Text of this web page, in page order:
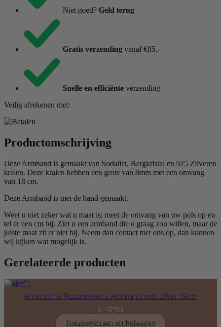
18cm
Niet goed? Geld terug
Gratis verzending vanaf €85,-
Snelle en efficiënte verzending
Veilig afrekenen met:
Productomschrijving
Deze Armband is gemaakt van Sodaliet, Bergkristal en 925 Zilveren
kralen. Deze kralen hebben een grote van 8mm met een omvang
van 18 cm.
Deze Armband is met de hand gemaakt.
Weet u niet zeker wat u maat is; meet de omvang van uw pols op en
tel er een cm bij. Ziet u een armband die u graag zou willen, maar de
juiste maat zit er niet bij. Neem dan contact met ons op, dan kunnen
wij kijken wat mogelijk is.
Gerelateerde producten
Amethist & Rozenkwarts Armband met zilver 19cm
€ 47,50
Toevoegen aan winkelwagen